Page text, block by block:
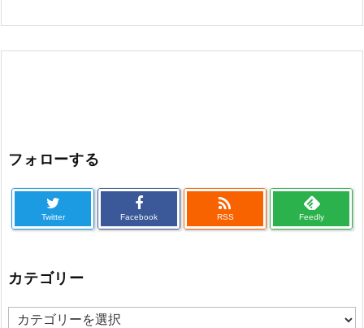
フォローする
Twitter Facebook

RSS Feedly
カテゴリー
カ